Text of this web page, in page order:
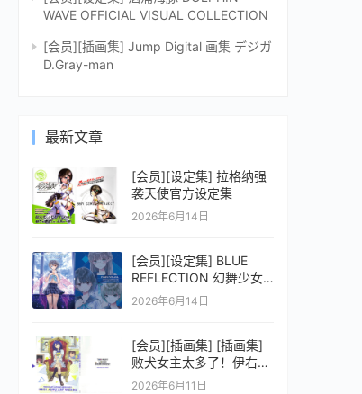
WAVE OFFICIAL VISUAL COLLECTION
[会员][插画集] Jump Digital 画集 デジガ
D.Gray-man
最新文章
[会员][设定集] 拉格纳强
袭天使官方设定集
2026年6月14日
[会员][设定集] BLUE
REFLECTION 幻舞少女
之剑公式ビジュアルコレ
2026年6月14日
[会员][插画集] [插画集]
败犬女主太多了！伊右群
ARTWORKS
2026年6月11日